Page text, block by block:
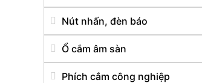
Nút nhấn, đèn báo
Ổ cắm âm sàn
Phích cắm công nghiệp